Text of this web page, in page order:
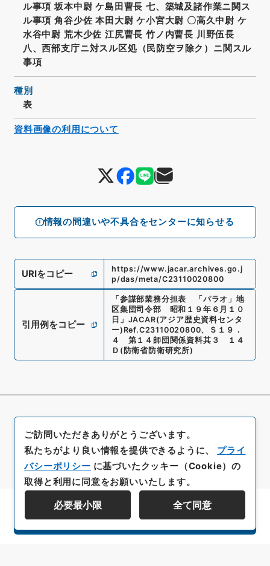
情報の間違いや不具合をセンターに知らせる
ル事項 坂本中尉 ケ島田曹長 七、築城及諸作業ニ関ス
ル事項 角谷少佐 本田大尉 ケ小宮大尉 〇高久中尉 ケ
水谷中尉 荒木少佐 江尻曹長 竹ノ内曹長 川野伍長
八、西部支庁ニ対スル区処（民防空ヲ除ク）ニ関スル
事項
種別
表
URIをコピー
https://www.jacar.archives.go.j
p/das/meta/C23110020800
引用例をコピー
「 参謀部業務分担表 「パラオ」地
区集団司令部 昭和１９年６月１０
日 」 JACAR(アジア歴史資料センタ
ー) Ref.C23110020800、
Ｓ１９．
４ 第１４師団関係資料其３ １４
Ｄ ( 防衛省防衛研究所)
資料画像の利用について
資料群階層を表示する
ご訪問いただきありがとうございます。
私たちがより良い情報を提供できるように、 プライ
バシーポリシー に基づいたクッキー（Cookie）の
取得と利用に同意をお願いいたします。
必要最小限 全て同意